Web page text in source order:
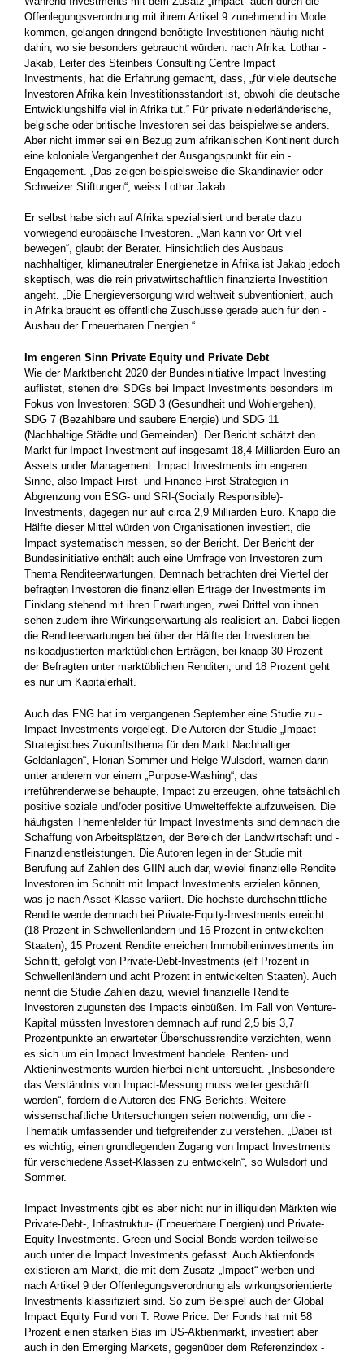
Offenlegungsverordnung mit ihrem Artikel 9 zunehmend in Mode
kommen, gelangen dringend benötigte Investitionen häufig nicht
dahin, wo sie besonders gebraucht würden: nach Afrika. Lothar ­
Jakab, Leiter des Steinbeis Consulting Centre Impact
Investments, hat die Erfahrung gemacht, dass, „für viele deutsche
Investoren ­Afrika kein Investitionsstandort ist, obwohl die deutsche
Entwicklungshilfe­ viel in Afrika tut.“ Für private niederländerische,
belgische oder ­britische Investoren sei das beispielweise anders.
Aber nicht immer sei ein Bezug zum afrikanischen Kontinent durch
eine koloniale Vergangenheit der Ausgangspunkt für ein ­
Engagement. „Das zeigen beispielsweise die Skandinavier oder
Schweizer ­Stiftungen“, weiss Lothar Jakab.
Er selbst habe sich auf Afrika spezialisiert und berate dazu
vorwiegend europäische Investoren. „Man kann vor Ort viel
bewegen“, glaubt der Berater. Hinsichtlich des Ausbaus
nachhaltiger, ­klimaneutraler Energienetze in Afrika ist Jakab jedoch
skeptisch, was die rein privatwirtschaftlich finanzierte Investition
angeht. „Die Energieversorgung wird weltweit subventioniert, auch
in ­Afrika braucht es öffentliche Zuschüsse gerade auch für den ­
Ausbau der Erneuerbaren Energien.“
Im engeren Sinn Private Equity und Private Debt
Wie der Marktbericht 2020 der Bundesinitiative Impact Investing
auflistet, stehen drei SDGs bei Impact Investments besonders im
Fokus von Investoren: SGD 3 (Gesundheit und Wohlergehen),
SDG 7 (Bezahlbare und saubere Energie) und SDG 11
(Nachhaltige Städte und Gemeinden). Der Bericht schätzt den
Markt für Impact Investment auf insgesamt 18,4 Milliarden Euro an
Assets under Management. Impact Investments im engeren
Sinne, also Impact-First- und Finance-First-Strategien in
Abgrenzung von ESG- und SRI-(Socially Responsible)-
Investments, dagegen nur auf circa 2,9 Milliarden Euro. Knapp die
Hälfte dieser Mittel würden von Organisationen investiert, die
Impact systematisch messen, so der ­Bericht. Der Bericht der
Bundesinitiative enthält auch eine Umfrage von ­Investoren zum
Thema Renditeerwartungen. Demnach ­betrachten drei Viertel der
befragten Investoren die finanziellen ­Erträge der ­Investments im
Einklang stehend mit ihren Erwartungen, zwei Drittel von ihnen
sehen zudem ihre Wirkungserwartung als realisiert an. Dabei liegen
die Renditeerwartungen bei über der Hälfte der Investoren bei
risikoadjustierten marktüblichen Erträgen, bei knapp 30 Prozent
der Befragten unter marktüblichen ­Renditen, und 18 Prozent geht
es nur um Kapitalerhalt.
Auch das FNG hat im vergangenen September eine Studie zu ­
Impact Investments vorgelegt. Die Autoren der Studie „Impact –
Strategisches Zukunftsthema für den Markt Nachhaltiger
Geldanlagen“, Florian Sommer und Helge Wulsdorf, warnen darin
unter anderem vor einem „Purpose-Washing“, das
irreführenderweise behaupte, Impact zu erzeugen, ohne tatsächlich
positive soziale und/oder positive Umwelteffekte aufzuweisen. Die
häufigsten ­Themenfelder für Impact Investments sind demnach die
Schaffung von ­Arbeitsplätzen, der Bereich der Landwirtschaft und ­
Finanzdienstleistungen. Die Autoren legen in der Studie mit
Berufung auf ­Zahlen des GIIN auch dar, wieviel finanzielle Rendite
­Investoren im Schnitt mit Impact Investments erzielen können,
was je nach ­Asset-Klasse variiert. Die höchste durchschnittliche
Rendite werde demnach bei Private-Equity-Investments erreicht
(18 Prozent in Schwellenländern und 16 Prozent in entwickelten
Staaten), 15 Prozent Rendite erreichen Immobilieninvestments im
Schnitt, gefolgt von Private-Debt-Investments (elf Prozent in
Schwellenländern und acht Prozent in entwickelten Staaten). Auch
nennt die Studie Zahlen dazu, wieviel finanzielle Rendite
Investoren zugunsten des Impacts einbüßen. Im Fall von Venture-
Kapital müssten ­Investoren demnach auf rund 2,5 bis 3,7
Prozentpunkte an erwarteter ­Überschussrendite verzichten, wenn
es sich um ein Impact ­Investment handele. Renten- und
Aktieninvestments ­wurden ­hierbei nicht untersucht. „Insbesondere
das Verständnis von Impact-Messung muss weiter geschärft
werden“, fordern die Autoren des FNG-Berichts. Weitere
wissenschaftliche Untersuchungen seien notwendig, um die ­
Thematik umfassender und ­tiefgreifender zu verstehen. „Dabei ist
es wichtig, einen grundlegenden Zugang von Impact Investments
für verschiedene Asset-­Klassen zu entwickeln“, so Wulsdorf und
Sommer.
Impact Investments gibt es aber nicht nur in illiquiden Märkten wie
Private-Debt-, Infrastruktur- (Erneuerbare Energien) und Private­-
Equity-Investments. Green und Social Bonds werden ­teilweise
auch unter die Impact Investments gefasst. Auch Aktienfonds
existieren am Markt, die mit dem Zusatz „Impact“ werben und
nach Artikel 9 der Offenlegungsverordnung als wirkungs­orientierte
Investments klassifiziert sind. So zum Beispiel auch der Global
Impact Equity Fund von T. Rowe Price. Der Fonds hat mit 58
Prozent einen starken Bias im US-Aktienmarkt, investiert aber
auch in den Emerging Markets, gegenüber dem Referenzindex ­